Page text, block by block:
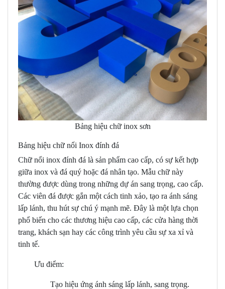
Bảng hiệu chữ inox sơn
Bảng hiệu chữ nổi Inox đính đá
Chữ nổi inox đính đá là sản phẩm cao cấp, có sự kết hợp
giữa inox và đá quý hoặc đá nhân tạo. Mẫu chữ này
thường được dùng trong những dự án sang trọng, cao cấp.
Các viên đá được gắn một cách tinh xảo, tạo ra ánh sáng
lấp lánh, thu hút sự chú ý mạnh mẽ. Đây là một lựa chọn
phổ biến cho các thương hiệu cao cấp, các cửa hàng thời
trang, khách sạn hay các công trình yêu cầu sự xa xỉ và
tinh tế.
Ưu điểm:
Tạo hiệu ứng ánh sáng lấp lánh, sang trọng.